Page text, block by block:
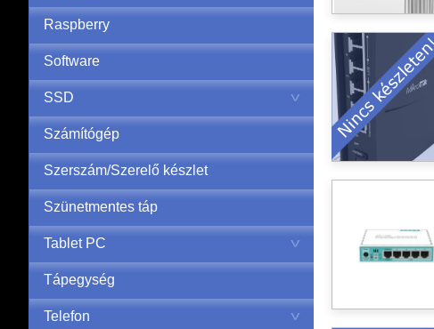
Raspberry
Software
SSD
Számítógép
Szerszám/Szerelő készlet
Szünetmentes táp
Tablet PC
Tápegység
Telefon